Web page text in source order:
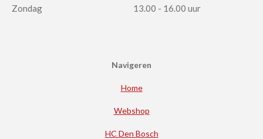
Zondag
13.00 - 16.00 uur
Navigeren
Home
Webshop
HC Den Bosch